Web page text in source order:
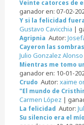
Veinte catorces de
ganador en: 07-02-
Y si la felicidad
Gustavo Cavicchia |
Agripnia Autor:
Cayeron las
Julio Gonzalez Alonso
Mientras me tomo
ganador en: 10-01-
Crudo Autor: xaime
"El mundo de
Carmen López |
La felicidad Autor:
Su silencio era el mío